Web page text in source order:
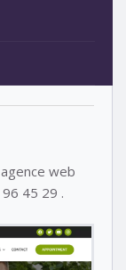
web
45 29 .